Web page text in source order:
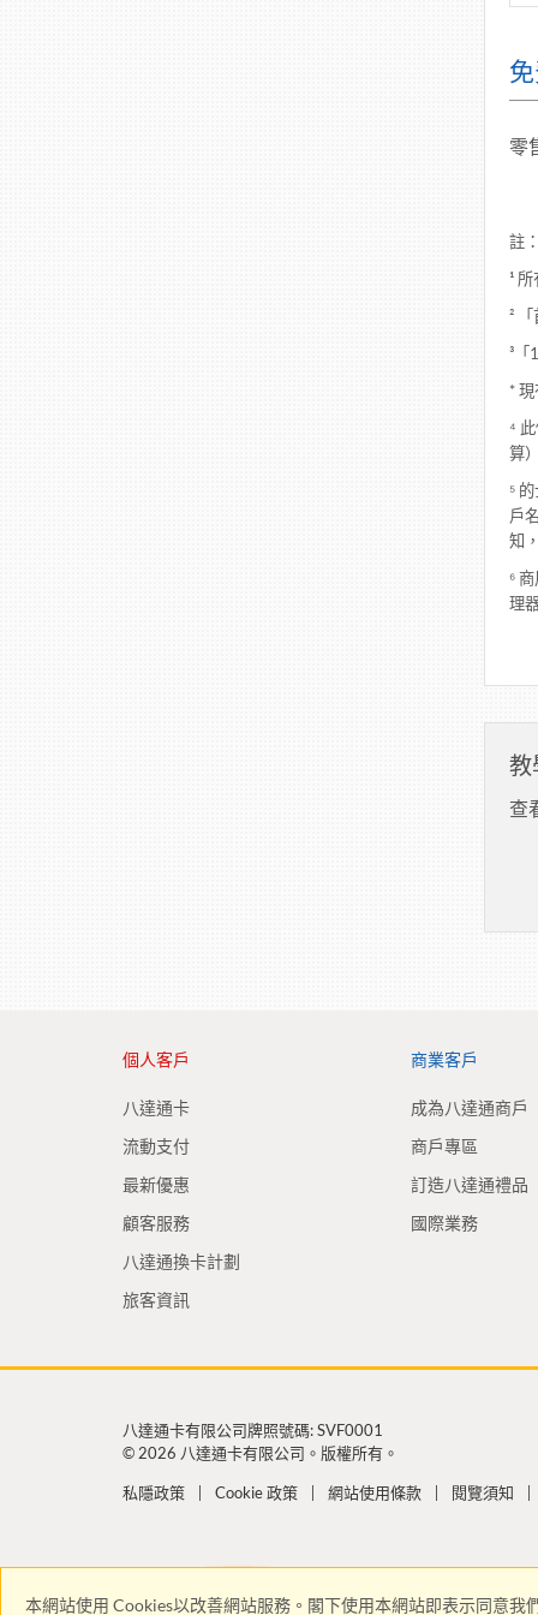
本網站使用 Cookies以改善網站服務。閣下使用本網站即表示同意
零
註
¹
²
³「
*
⁴
算
⁵
戶
知
⁶
理
教
查
個人客戶
八達通卡
流動支付
最新優惠
顧客服務
八達通換卡計劃
旅客資訊
商業客戶
成為八達通商戶
商戶專區
訂造八達通禮品
國際業務
八達通卡有限公司牌照號碼: SVF0001
© 2026 八達通卡有限公司。版權所有。
私隱政策 Cookie 政策 網站使用條款 閱覽須知